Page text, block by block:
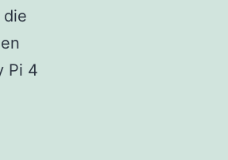
die
Pi 4